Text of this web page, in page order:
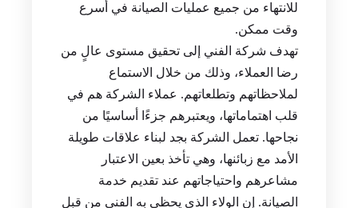
للانتهاء من جميع عمليات الصيانة في أسرع
وقت ممكن.
تهدف شركة الفني إلى تحقيق مستوى عالٍ من
رضا العملاء، وذلك من خلال الاستماع
لملاحظاتهم وتطلعاتهم. عملاء الشركة هم في
قلب اهتماماتها، ويعتبرهم جزءًا أساسيًا من
نجاحها. تعمل الشركة بجد لبناء علاقات طويلة
الأمد مع زبائنها، وهي تأخذ بعين الاعتبار
مشاعرهم واحتياجاتهم عند تقديم خدمة
الصيانة. إن الولاء الذي يحظى به الفني من قبل